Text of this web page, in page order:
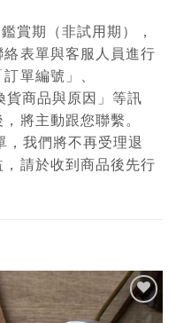
賞期（非試用期），
表單與客服人員進行
單編號」、
貨商品與原因」等訊
將主動跟您聯繫。
，我們將不再受理退
請於收到商品後先行
加入